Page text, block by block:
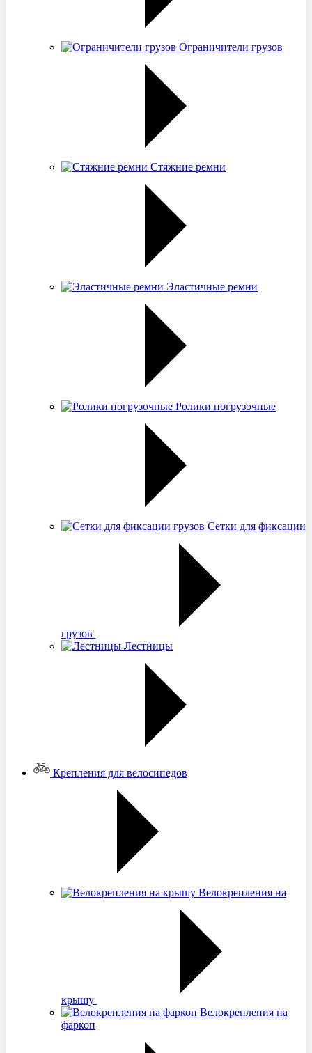
Ограничители грузов
Стяжние ремни
Эластичные ремни
Ролики погрузочные
Сетки для фиксации
грузов
Лестницы
Крепления для велосипедов
Велокрепления на
крышу
Велокрепления на
фаркоп